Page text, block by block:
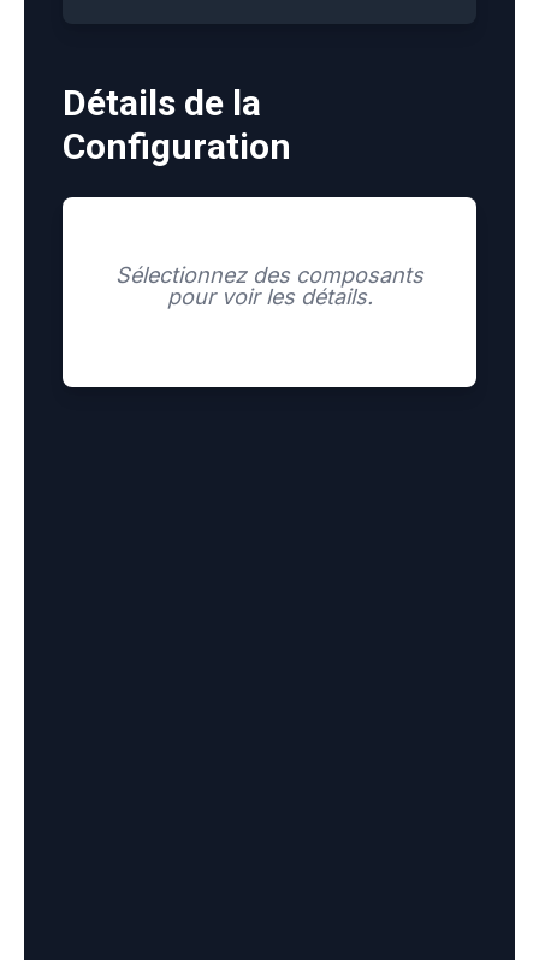
Détails de la
Configuration
Sélectionnez des composants
pour voir les détails.